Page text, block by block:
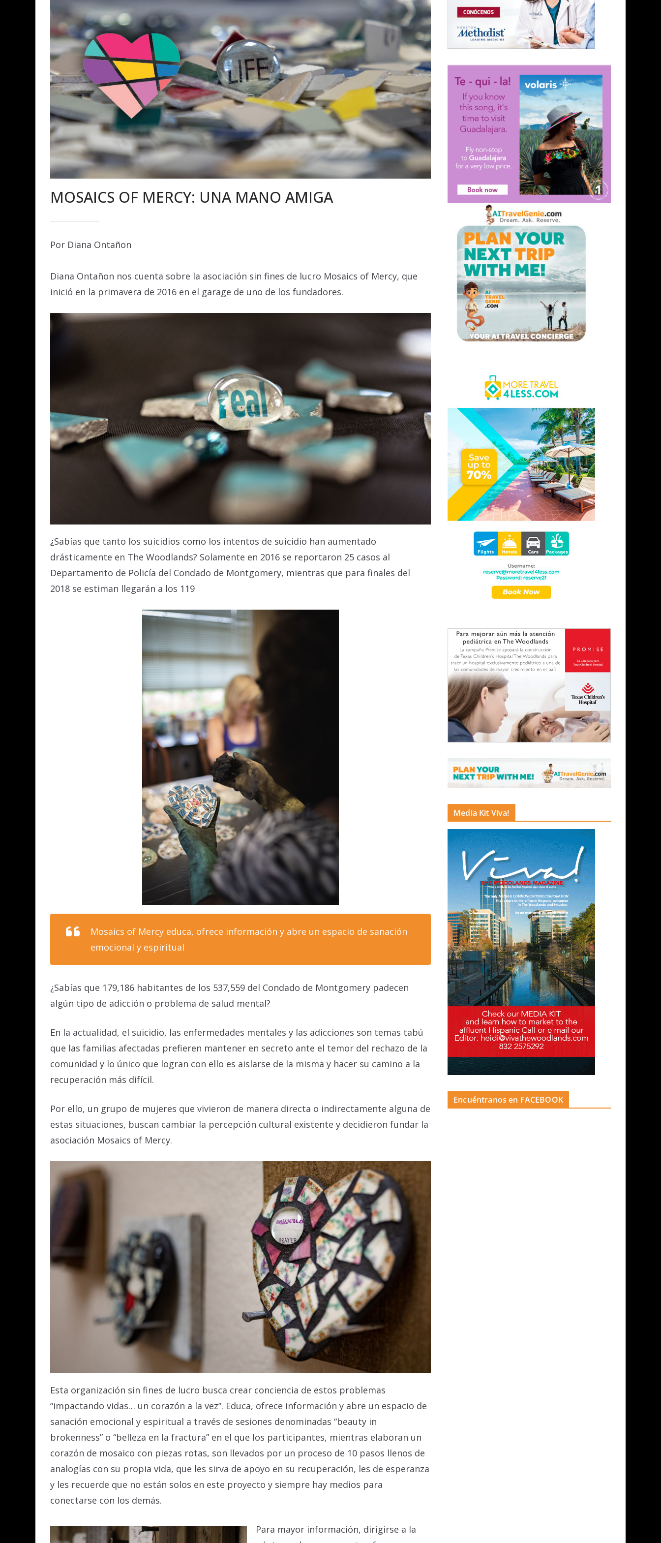
MOSAICS OF MERCY: UNA MANO AMIGA
Por Diana Ontañon
Diana Ontañon nos cuenta sobre la asociación sin fines de lucro Mosaics of Mercy, que
inició en la primavera de 2016 en el garage de uno de los fundadores.
¿Sabías que tanto los suicidios como los intentos de suicidio han aumentado
drásticamente en The Woodlands? Solamente en 2016 se reportaron 25 casos al
Departamento de Policía del Condado de Montgomery, mientras que para finales del
2018 se estiman llegarán a los 119
Mosaics of Mercy educa, ofrece información y abre un espacio de sanación
emocional y espiritual
¿Sabías que 179,186 habitantes de los 537,559 del Condado de Montgomery padecen
algún tipo de adicción o problema de salud mental?
En la actualidad, el suicidio, las enfermedades mentales y las adicciones son temas tabú
que las familias afectadas prefieren mantener en secreto ante el temor del rechazo de la
comunidad y lo único que logran con ello es aislarse de la misma y hacer su camino a la
recuperación más difícil.
Por ello, un grupo de mujeres que vivieron de manera directa o indirectamente alguna de
estas situaciones, buscan cambiar la percepción cultural existente y decidieron fundar la
asociación Mosaics of Mercy.
Esta organización sin fines de lucro busca crear conciencia de estos problemas
“impactando vidas… un corazón a la vez”. Educa, ofrece información y abre un espacio de
sanación emocional y espiritual a través de sesiones denominadas “beauty in
brokenness” o “belleza en la fractura” en el que los participantes, mientras elaboran un
corazón de mosaico con piezas rotas, son llevados por un proceso de 10 pasos llenos de
analogías con su propia vida, que les sirva de apoyo en su recuperación, les de esperanza
y les recuerde que no están solos en este proyecto y siempre hay medios para
conectarse con los demás.
Para mayor información, dirigirse a la
Media Kit Viva!
Encuéntranos en FACEBOOK